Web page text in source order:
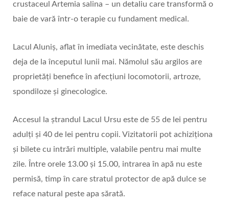
crustaceul Artemia salina – un detaliu care transformă o
baie de vară într-o terapie cu fundament medical.
Lacul Aluniș, aflat în imediata vecinătate, este deschis
deja de la începutul lunii mai. Nămolul său argilos are
proprietăți benefice în afecțiuni locomotorii, artroze,
spondiloze și ginecologice.
Accesul la ștrandul Lacul Ursu este de 55 de lei pentru
adulți și 40 de lei pentru copii. Vizitatorii pot achiziționa
și bilete cu intrări multiple, valabile pentru mai multe
zile. Între orele 13.00 și 15.00, intrarea în apă nu este
permisă, timp în care stratul protector de apă dulce se
reface natural peste apa sărată.